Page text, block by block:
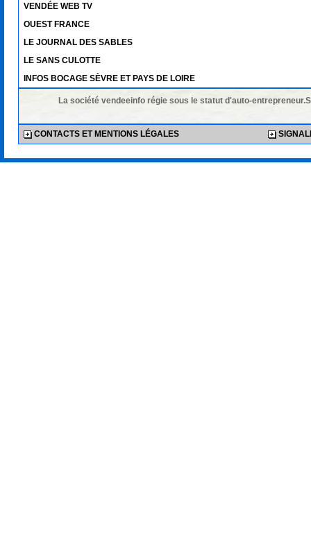
VENDÉE WEB TV
OUEST FRANCE
LE JOURNAL DES SABLES
LE SANS CULOTTE
INFOS BOCAGE SÈVRE ET PAYS DE LOIRE
La société vendeeinfo régie sous le statut d'auto-
CONTACTS ET MENTIONS LÉGALES